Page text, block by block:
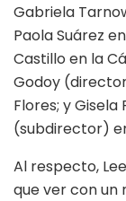
Gabriela
Paola Suárez
Castillo en la
Godoy
Flores; y
(subdirector)
Al respecto,
que ver con un